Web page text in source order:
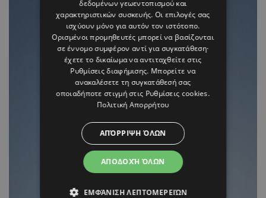
δεδομένων γεωεντοπισμού και
χαρακτηριστικών συσκευής. Οι επιλογές σας
ισχύουν μόνο για αυτόν τον ιστότοπο.
Ορισμένοι προμηθευτές μπορεί να βασίζονται
σε έννομο συμφέρον αντί για συγκατάθεση·
έχετε το δικαίωμα να αντιταχθείτε στις
Ρυθμίσεις διαφήμισης. Μπορείτε να
ανακαλέσετε τη συγκατάθεσή σας
οποιαδήποτε στιγμή στις Ρυθμίσεις cookies.
Πολιτική Απορρήτου
ΑΠΟΔΟΧΉ ΌΛΩΝ
ΑΠΌΡΡΙΨΗ ΌΛΩΝ
ΕΜΦΆΝΙΣΗ ΛΕΠΤΟΜΕΡΕΙΏΝ